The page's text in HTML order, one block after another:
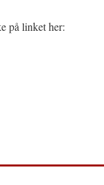
på linket her: